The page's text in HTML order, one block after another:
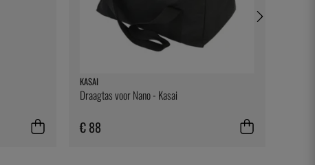
KASAI
Draagtas voor Nano - Kasai
€ 88